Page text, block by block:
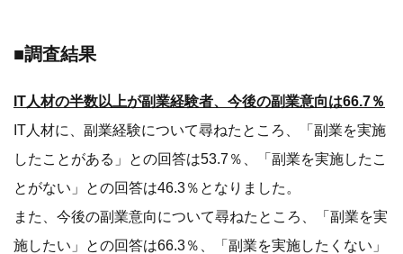
■調査結果
IT人材の半数以上が副業経験者、今後の副業意向は66.7％
IT人材に、副業経験について尋ねたところ、「副業を実施
したことがある」との回答は53.7％、「副業を実施したこ
とがない」との回答は46.3％となりました。
また、今後の副業意向について尋ねたところ、「副業を実
施したい」との回答は66.3％、「副業を実施したくない」